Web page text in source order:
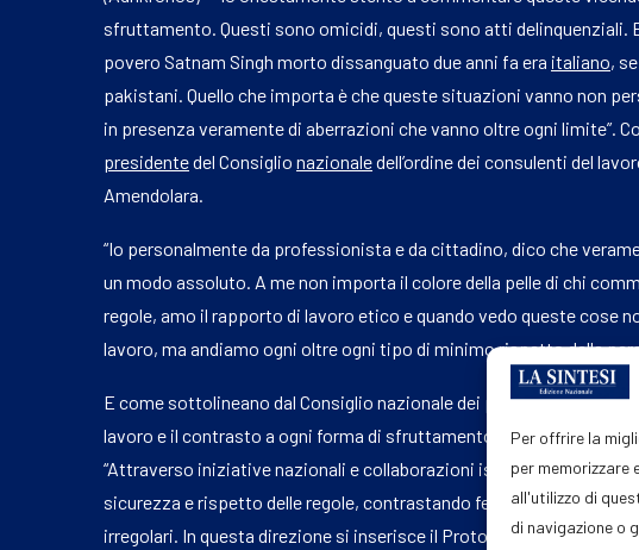
Per offrire la
per memorizzare
all'utilizzo di
di navigazione o
sfruttamento. Questi sono omicidi, questi sono atti delinquenziali.
povero Satnam Singh morto dissanguato due anni fa era italiano,
pakistani. Quello che importa è che queste situazioni vanno non
in presenza veramente di aberrazioni che vanno oltre ogni limite”.
presidentedel Consiglio nazionaledell’ordine dei consulenti del
Amendolara.
“Io personalmente da professionista e da cittadino, dico che
un modo assoluto. A me non importa il colore della pelle di chi
regole, amo il rapporto di lavoro etico e quando vedo queste cose
lavoro, ma andiamo ogni oltre ogni tipo di minimo rispetto della
E come sottolineano dal Consiglio nazionale dei professionisti ad
lavoro e il contrasto a ogni forma di sfruttamento rappresentano
“Attraverso iniziative nazionali e collaborazioni istituzionali, la
sicurezza e rispetto delle regole, contrastando fenomeni quali
irregolari. In questa direzione si inserisce il Protocollo sottoscritto